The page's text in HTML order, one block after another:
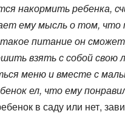
накормить ребенка,
ему мысль о том, что
питание он
взять с собой свою
меню и вместе с
ел, что ему
в саду или нет,